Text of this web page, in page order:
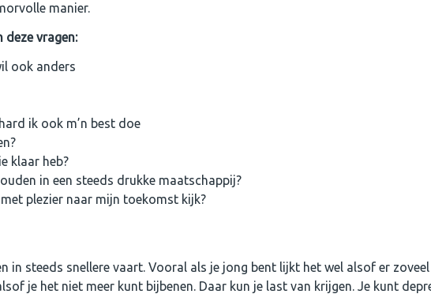
manier.
deze vragen:
ook anders
ik ook m’n best doe
klaar heb?
in een steeds drukke maatschappij?
plezier naar mijn toekomst kijk?
in steeds snellere vaart. Vooral als je jong bent lijkt het wel alsof er
je het niet meer kunt bijbenen. Daar kun je last van krijgen. Je kunt